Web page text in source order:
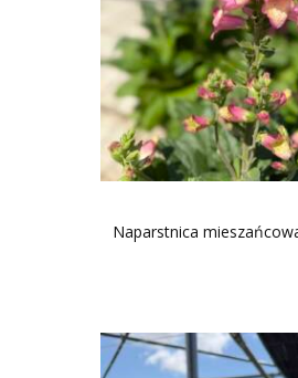
Naparstnica